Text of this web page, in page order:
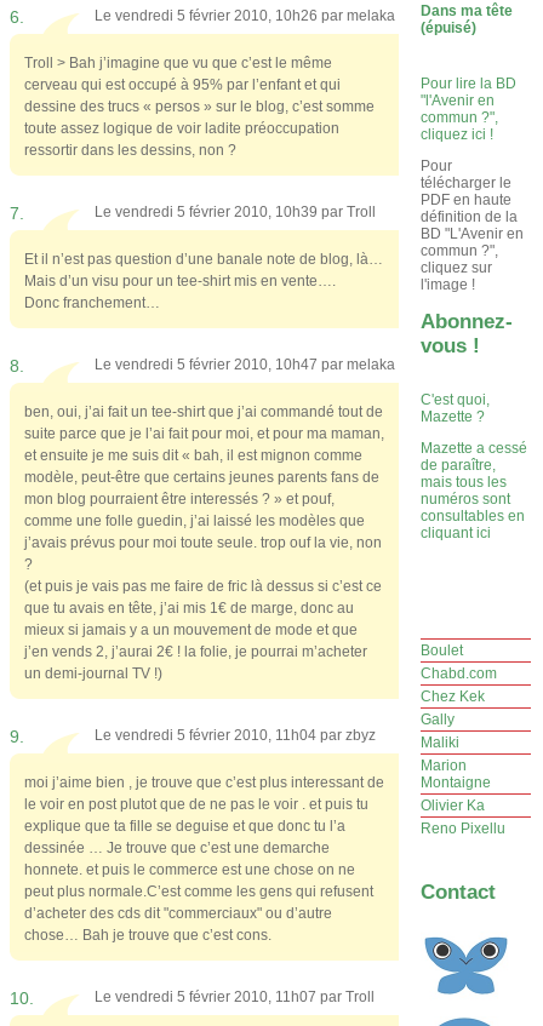
6. Le vendredi 5 février 2010, 10h26 par melaka
Troll > Bah j’imagine que vu que c’est le même
cerveau qui est occupé à 95% par l’enfant et qui
dessine des trucs « persos » sur le blog, c’est somme
toute assez logique de voir ladite préoccupation
ressortir dans les dessins, non ?
7. Le vendredi 5 février 2010, 10h39 par Troll
Et il n’est pas question d’une banale note de blog, là…
Mais d’un visu pour un tee-shirt mis en vente….
Donc franchement…
8. Le vendredi 5 février 2010, 10h47 par melaka
ben, oui, j’ai fait un tee-shirt que j’ai commandé tout de
suite parce que je l’ai fait pour moi, et pour ma maman,
et ensuite je me suis dit « bah, il est mignon comme
modèle, peut-être que certains jeunes parents fans de
mon blog pourraient être interessés ? » et pouf,
comme une folle guedin, j’ai laissé les modèles que
j’avais prévus pour moi toute seule. trop ouf la vie, non
?
(et puis je vais pas me faire de fric là dessus si c’est ce
que tu avais en tête, j’ai mis 1€ de marge, donc au
mieux si jamais y a un mouvement de mode et que
j’en vends 2, j’aurai 2€ ! la folie, je pourrai m’acheter
un demi-journal TV !)
9. Le vendredi 5 février 2010, 11h04 par zbyz
moi j’aime bien , je trouve que c’est plus interessant de
le voir en post plutot que de ne pas le voir . et puis tu
explique que ta fille se deguise et que donc tu l’a
dessinée … Je trouve que c’est une demarche
honnete. et puis le commerce est une chose on ne
peut plus normale.C’est comme les gens qui refusent
d’acheter des cds dit "commerciaux" ou d’autre
chose… Bah je trouve que c’est cons.
10. Le vendredi 5 février 2010, 11h07 par Troll
Dans ma tête
(épuisé)
Pour lire la BD
"l'Avenir en
commun ?",
cliquez ici !
Pour
télécharger le
PDF en haute
définition de la
BD "L'Avenir en
commun ?",
cliquez sur
l'image !
Abonnez-
vous !
C'est quoi,
Mazette ?
Mazette a cessé
de paraître,
mais tous les
numéros sont
consultables en
cliquant ici
Boulet
Chabd.com
Chez Kek
Gally
Maliki
Marion
Montaigne
Olivier Ka
Reno Pixellu
Contact